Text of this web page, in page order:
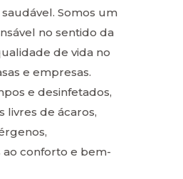
Somos um
no sentido da
de vida no
e empresas.
e desinfetados,
livres de ácaros,
conforto e bem-